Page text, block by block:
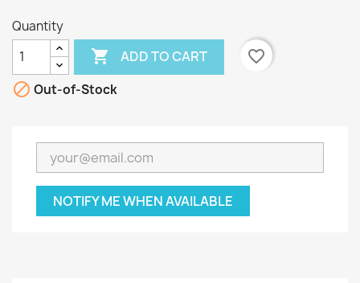
Quantity
 ADD TO CART
favorite_border
 Out-of-Stock
NOTIFY ME WHEN AVAILABLE